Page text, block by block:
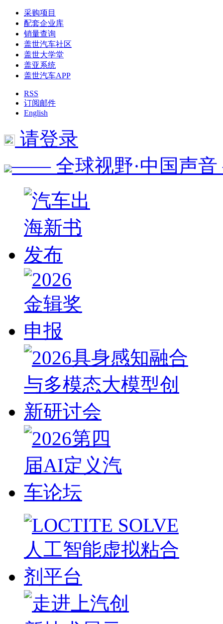
采购项目
配套企业库
销量查询
盖世汽车社区
盖世大学堂
盖亚系统
盖世汽车APP
RSS
订阅邮件
English
请登录
—— 全球视野·中国声